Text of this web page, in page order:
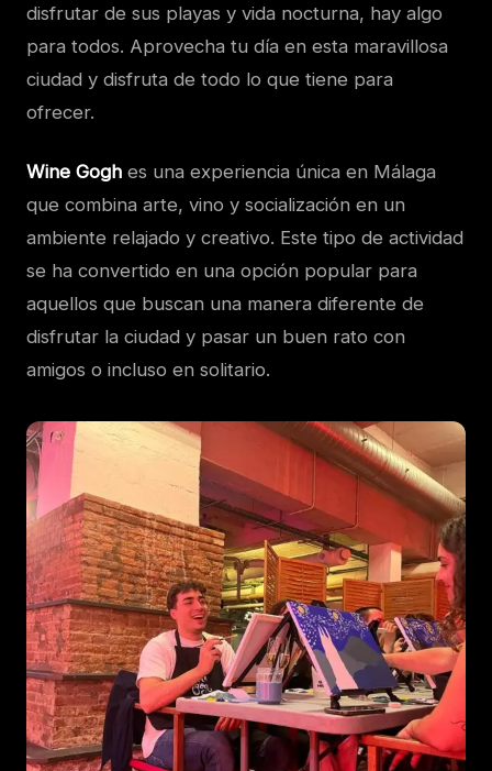
disfrutar de sus playas y vida nocturna, hay algo
para todos. Aprovecha tu día en esta maravillosa
ciudad y disfruta de todo lo que tiene para
ofrecer.
Wine Gogh es una experiencia única en Málaga
que combina arte, vino y socialización en un
ambiente relajado y creativo. Este tipo de actividad
se ha convertido en una opción popular para
aquellos que buscan una manera diferente de
disfrutar la ciudad y pasar un buen rato con
amigos o incluso en solitario.